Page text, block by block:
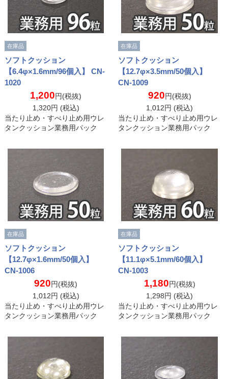
在庫品
ソフトクッション
【6.4φ×1.6mm/96個入】 CN-
1020
1,200円(税抜)
1,320円 (税込)
当たり止め・すべり止め用ウレ
タンクッション業務用パック
在庫品
ソフトクッション
【12.7φ×3.5mm/50個入】
CN-1009
920円(税抜)
1,012円 (税込)
当たり止め・すべり止め用ウレ
タンクッション業務用パック
在庫品
ソフトクッション
【12.7φ×1.6mm/50個入】
CN-1006
920円(税抜)
1,012円 (税込)
当たり止め・すべり止め用ウレ
タンクッション業務用パック
在庫品
ソフトクッション
【11.1φ×5.1mm/60個入】
CN-1003
1,180円(税抜)
1,298円 (税込)
当たり止め・すべり止め用ウレ
タンクッション業務用パック